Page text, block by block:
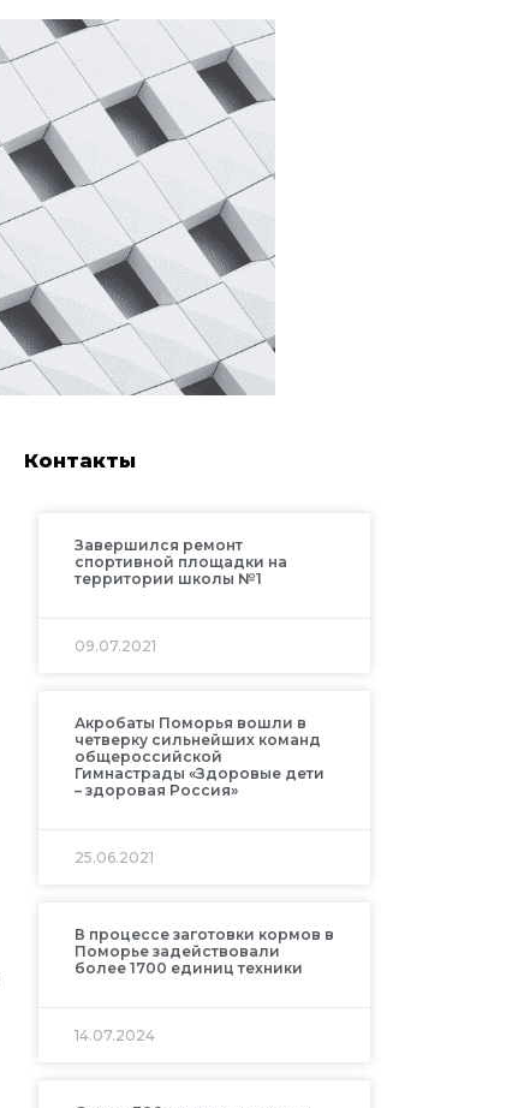
Контакты
Завершился ремонт
спортивной площадки на
территории школы №1
09.07.2021
Акробаты Поморья вошли в
четверку сильнейших команд
общероссийской
Гимнастрады «Здоровые дети
– здоровая Россия»
25.06.2021
В процессе заготовки кормов в
Поморье задействовали
более 1700 единиц техники
14.07.2024